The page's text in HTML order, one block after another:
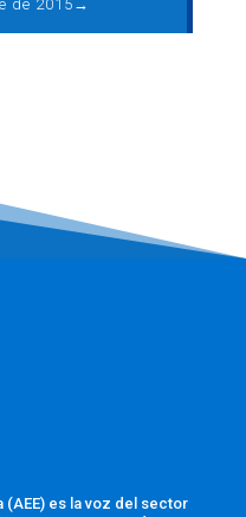
de 2015 →
(AEE) es la voz del sector